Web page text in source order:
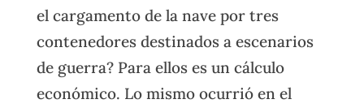
el cargamento de la nave por tres
contenedores destinados a escenarios
de guerra? Para ellos es un cálculo
económico. Lo mismo ocurrió en el